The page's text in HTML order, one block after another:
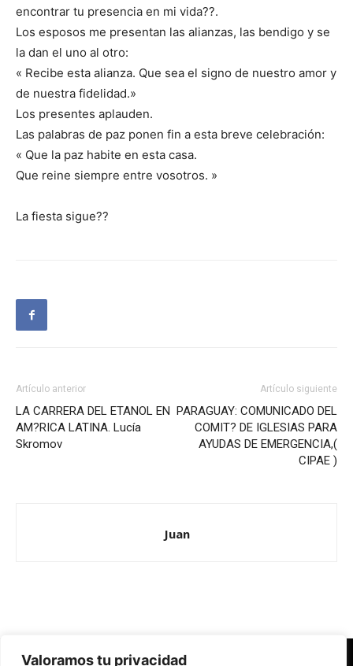
Valoramos tu privacidad
encontrar tu presencia en mi vida??.
Los esposos me presentan las alianzas, las bendigo y se
la dan el uno al otro:
« Recibe esta alianza. Que sea el signo de nuestro amor y
de nuestra fidelidad.»
Los presentes aplauden.
Las palabras de paz ponen fin a esta breve celebración:
« Que la paz habite en esta casa.
Que reine siempre entre vosotros. »
La fiesta sigue??
Artículo anterior
LA CARRERA DEL ETANOL EN
AM?RICA LATINA. Lucía
Skromov
Artículo siguiente
PARAGUAY: COMUNICADO DEL
COMIT? DE IGLESIAS PARA
AYUDAS DE EMERGENCIA,(
CIPAE )
Juan